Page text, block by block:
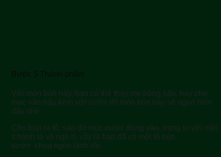
Bước 5 Thành phẩm
Với món bún này, bạn có thể thay me bằng sấu, hay cho
mọc vào nấu kèm với sườn thì món bún này sẽ ngon hơn
đấy nhé.
Cho bún ra tô, sau đó múc nước dùng vào, trang trí với một
ít hành lá và ngò rí, vậy là bạn đã có một tô bún
sườn chua ngon lành rồi.